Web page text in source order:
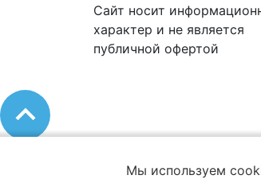
Сайт носит
характер и не является
публичной офертой
Мы используем